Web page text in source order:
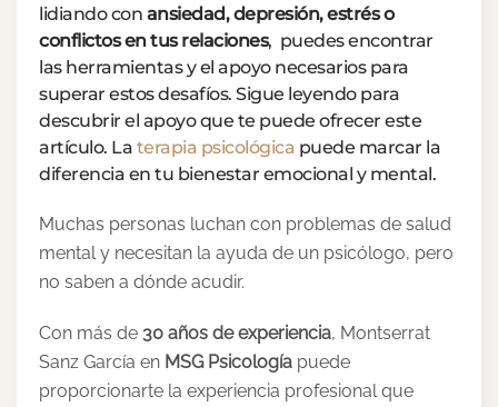
lidiando con ansiedad, depresión, estrés o
conflictos en tus relaciones, puedes encontrar
las herramientas y el apoyo necesarios para
superar estos desafíos. Sigue leyendo para
descubrir el apoyo que te puede ofrecer este
artículo. La terapia psicológica puede marcar la
diferencia en tu bienestar emocional y mental.
Muchas personas luchan con problemas de salud
mental y necesitan la ayuda de un psicólogo, pero
no saben a dónde acudir.
Con más de 30 años de experiencia, Montserrat
Sanz García en MSG Psicología puede
proporcionarte la experiencia profesional que